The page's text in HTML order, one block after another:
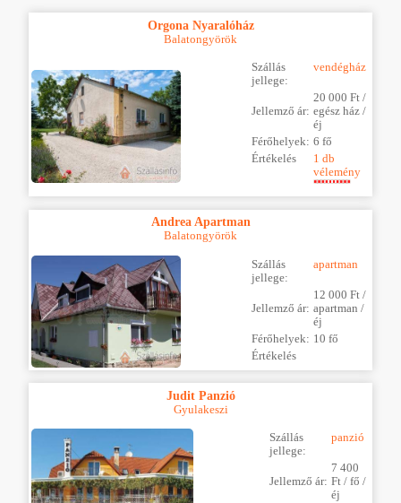
Orgona Nyaralóház
Balatongyörök
Szállás
jellege:
vendégház
Jellemző ár:
20 000 Ft /
egész ház /
éj
Férőhelyek: 6 fő
Értékelés
1 db
vélemény
Andrea Apartman
Balatongyörök
Szállás
jellege:
apartman
Jellemző ár:
12 000 Ft /
apartman /
éj
Férőhelyek: 10 fő
Értékelés
Judit Panzió
Gyulakeszi
Szállás
jellege:
panzió
Jellemző ár:
7 400
Ft / fő /
éj